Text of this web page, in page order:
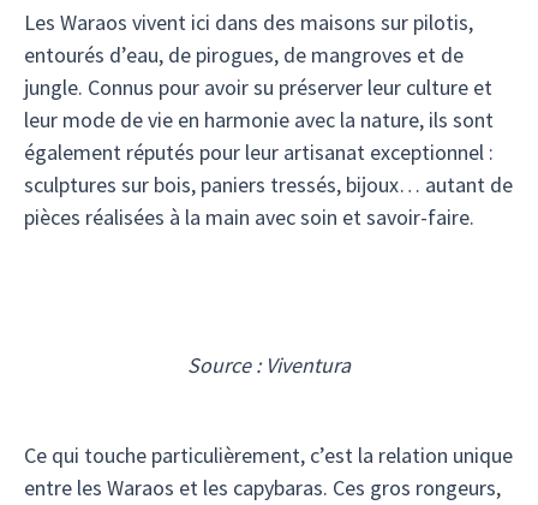
Les Waraos vivent ici dans des maisons sur pilotis,
entourés d’eau, de pirogues, de mangroves et de
jungle. Connus pour avoir su préserver leur culture et
leur mode de vie en harmonie avec la nature, ils sont
également réputés pour leur artisanat exceptionnel :
sculptures sur bois, paniers tressés, bijoux… autant de
pièces réalisées à la main avec soin et savoir-faire.
Source : Viventura
Ce qui touche particulièrement, c’est la relation unique
entre les Waraos et les capybaras. Ces gros rongeurs,